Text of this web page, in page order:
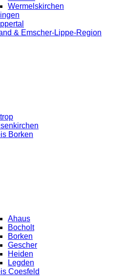
Wermelskirchen
& Emscher-Lippe-Region
Borken
Ahaus
Bocholt
Borken
Gescher
Heiden
Legden
Coesfeld